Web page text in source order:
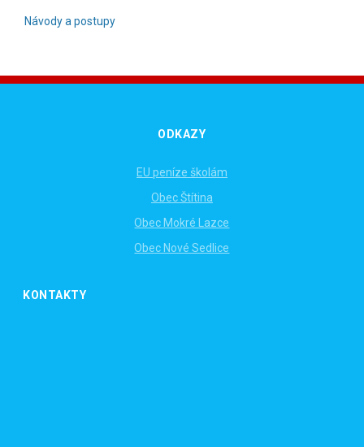
Návody a postupy
ODKAZY
EU peníze školám
Obec Štítina
Obec Mokré Lazce
Obec Nové Sedlice
KONTAKTY